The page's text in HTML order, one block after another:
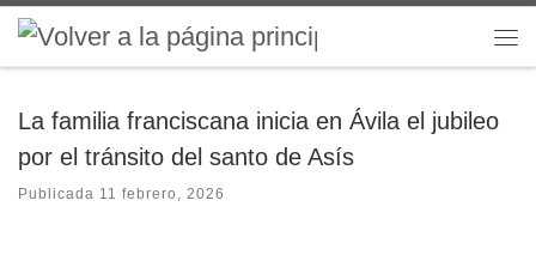
Saltar al contenido
La familia franciscana inicia en Ávila el jubileo
por el tránsito del santo de Asís
Publicada 11 febrero, 2026